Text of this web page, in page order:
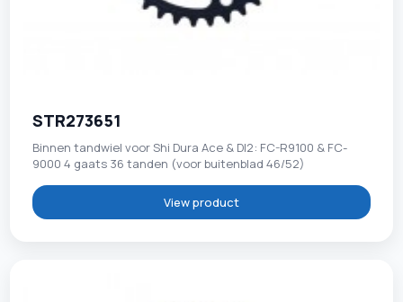
STR273651
Binnen tandwiel voor Shi Dura Ace & DI2: FC-R9100 & FC-
9000 4 gaats 36 tanden (voor buitenblad 46/52)
View product